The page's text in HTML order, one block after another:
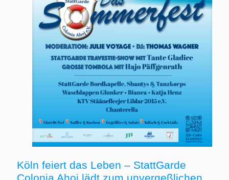
Köln feiert das Leben – StattGarde
Colonia Ahoj lädt zum unvergeßlichen